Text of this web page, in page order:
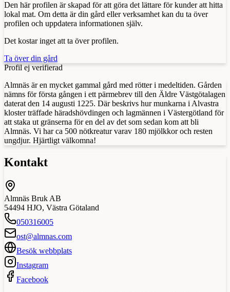
Den här profilen är skapad för att göra det lättare för kunder att hitta
lokal mat. Om detta är din gård eller verksamhet kan du ta över
profilen och uppdatera informationen själv.
Det kostar inget att ta över profilen.
Ta över din gård
Profil ej verifierad
Almnäs är en mycket gammal gård med rötter i medeltiden. Gården
nämns för första gången i ett pärmebrev till den Äldre Västgötalagen
daterat den 14 augusti 1225. Där beskrivs hur munkarna i Alvastra
kloster träffade häradshövdingen och lagmännen i Västergötland för
att staka ut gränserna för en del av det som sedan kom att bli
Almnäs. Vi har ca 500 nötkreatur varav 180 mjölkkor och resten
ungdjur. Hjärtligt välkomna!
Kontakt
Almnäs Bruk AB
54494 HJO, Västra Götaland
050316005
ost@almnas.com
Besök webbplats
Instagram
Facebook